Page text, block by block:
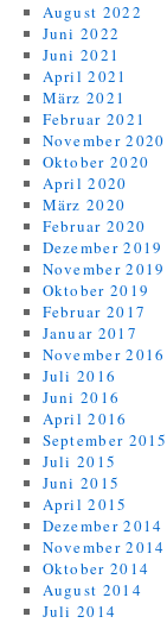
August 2022
Juni 2022
Juni 2021
April 2021
März 2021
Februar 2021
November 2020
Oktober 2020
April 2020
März 2020
Februar 2020
Dezember 2019
November 2019
Oktober 2019
Februar 2017
Januar 2017
November 2016
Juli 2016
Juni 2016
April 2016
September 2015
Juli 2015
Juni 2015
April 2015
Dezember 2014
November 2014
Oktober 2014
August 2014
Juli 2014